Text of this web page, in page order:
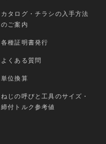
カタログ・チラシの入手方法
のご案内
各種証明書発行
よくある質問
単位換算
ねじの呼びと工具のサイズ・
締付トルク参考値